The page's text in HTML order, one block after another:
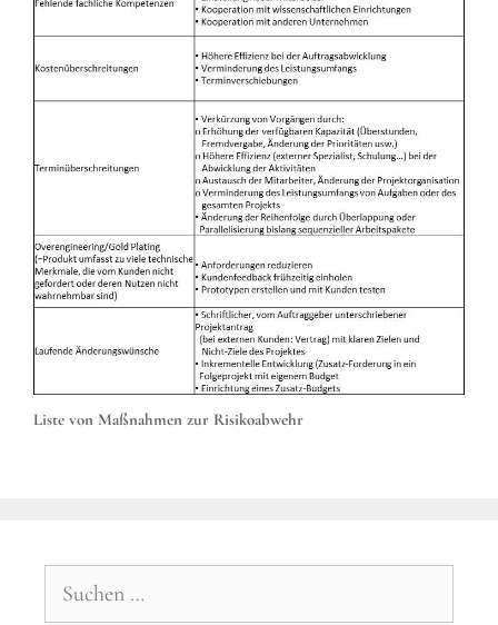
Liste von Maßnahmen zur Risikoabwehr
nach: